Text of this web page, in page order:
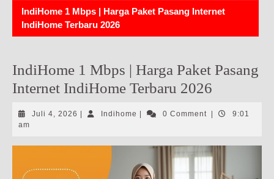
IndiHome 1 Mbps | Harga Paket Pasang Internet
IndiHome Terbaru 2026
IndiHome 1 Mbps | Harga Paket Pasang
Internet IndiHome Terbaru 2026
Juli 4, 2026 Juli
Indihome Indihome0 Comment
9:01
am